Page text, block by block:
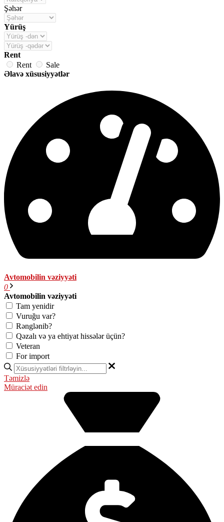
Şəhər
Yürüş
Rent
Rent
Sale
Əlavə xüsusiyyətlər
Avtomobilin vəziyyəti
0
Avtomobilin vəziyyəti
Tam yenidir
Vuruğu var?
Rənglənib?
Qəzalı və ya ehtiyat hissələr üçün?
Veteran
For import
Təmizlə
Müraciət edin